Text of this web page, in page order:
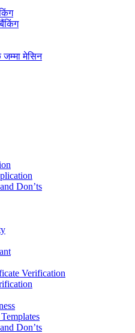
मेसिन
Don’ts
Verification
Don’ts